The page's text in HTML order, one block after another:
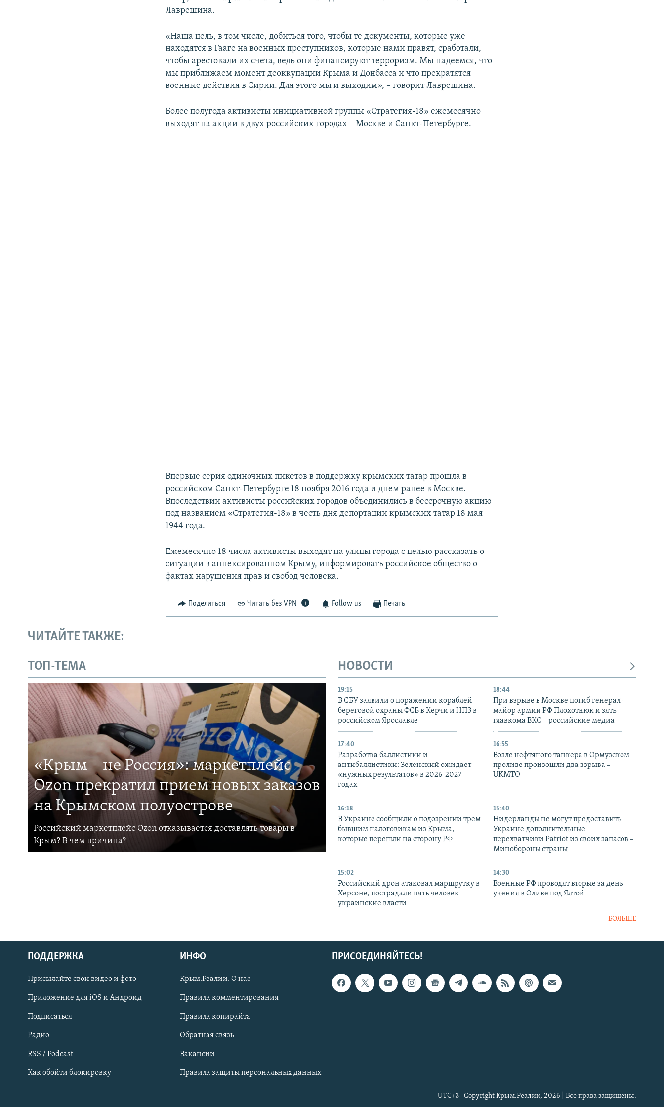
Українською
Qırımtatar
ПРИСОЕДИНЯЙТЕСЬ!
Лаврешина.
«Наша цель, в том числе, добиться того, чтобы те документы, которые уже
находятся в Гааге на военных преступников, которые нами правят, сработали,
чтобы арестовали их счета, ведь они финансируют терроризм. Мы надеемся, что
мы приближаем момент деоккупации Крыма и Донбасса и что прекратятся
военные действия в Сирии. Для этого мы и выходим», – говорит Лаврешина.
Более полугода активисты инициативной группы «Стратегия-18» ежемесячно
выходят на акции в двух российских городах – Москве и Санкт-Петербурге.
Впервые серия одиночных пикетов в поддержку крымских татар прошла в
российском Санкт-Петербурге 18 ноября 2016 года и днем ранее в Москве.
Впоследствии активисты российских городов объединились в бессрочную акцию
под названием «Стратегия-18» в честь дня депортации крымских татар 18 мая
1944 года.
Ежемесячно 18 числа активисты выходят на улицы города с целью рассказать о
ситуации в аннексированном Крыму, информировать российское общество о
фактах нарушения прав и свобод человека.
Поделиться Читать без VPN Follow us Печать
ЧИТАЙТЕ ТАКЖЕ:
ТОП-ТЕМА
«Крым – не Россия»: маркетплейс
Ozon прекратил прием новых заказов
на Крымском полуострове
Российский маркетплейс Ozon отказывается доставлять товары в
Крым? В чем причина?
НОВОСТИ
19:15
В СБУ заявили о поражении кораблей
береговой охраны ФСБ в Керчи и НПЗ в
российском Ярославле
18:44
При взрыве в Москве погиб генерал-
майор армии РФ Плохотнюк и зять
главкома ВКС – российские медиа
17:40
Разработка баллистики и
антибаллистики: Зеленский ожидает
«нужных результатов» в 2026-2027
годах
16:55
Возле нефтяного танкера в Ормузском
проливе произошли два взрыва –
UKMTO
16:18
В Украине сообщили о подозрении трем
бывшим налоговикам из Крыма,
которые перешли на сторону РФ
15:40
Нидерланды не могут предоставить
Украине дополнительные
перехватчики Patriot из своих запасов –
Минобороны страны
15:02
Российский дрон атаковал маршрутку в
Херсоне, пострадали пять человек –
украинские власти
14:30
Военные РФ проводят вторые за день
учения в Оливе под Ялтой
БОЛЬШЕ
ПРИСОЕДИНЯЙТЕСЬ!
ПОДДЕРЖКА
Присылайте свои видео и фото
Приложение для iOS и Андроид
Подписаться
Радио
RSS / Podcast
Как обойти блокировку
ИНФО
Крым.Реалии. О нас
Правила комментирования
Правила копирайта
Обратная связь
Вакансии
Правила защиты персональных данных
Copyright Крым.Реалии, 2026 | Все права защищены.
UTC+3